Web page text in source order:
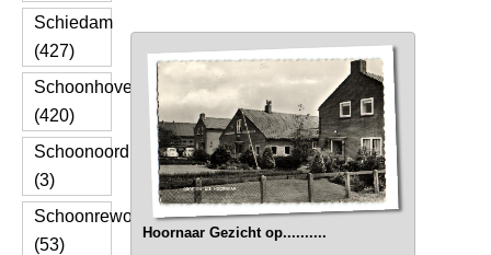
Schiedam
(427)
Schoonhoven
(420)
Schoonoord
(3)
Schoonrewoerd
(53)
Hoornaar Gezicht op..........